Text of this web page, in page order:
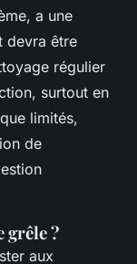
a une
devra être
régulier
surtout en
limités,
de
grêle ?
aux